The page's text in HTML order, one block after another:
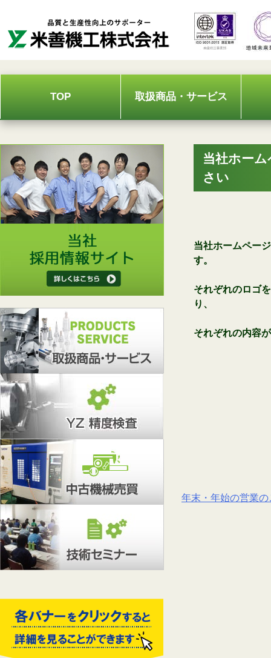
content
TOP 取扱商品・サービス
当社ホー
さい
当社ホームペー
す。
それぞれのロゴ
り、
それぞれの内容
年末・年始の営業の